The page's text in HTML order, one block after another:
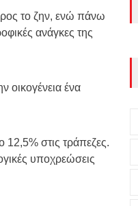
το ζην, ενώ πάνω
ανάγκες της
οικογένεια ένα
12,5% στις τράπεζες.
υποχρεώσεις